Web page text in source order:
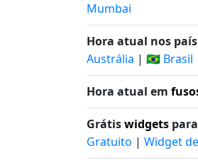
Mumbai
Hora atual nos
Austrália | 🇧🇷 Brasil
Hora atual em
Grátiswidgets
Gratuito | Widget